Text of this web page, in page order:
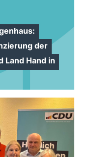
der
Land Hand in